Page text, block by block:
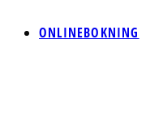
ONLINEBOKNING